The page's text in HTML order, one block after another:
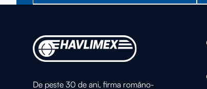
De peste 30 de ani, firma româno-